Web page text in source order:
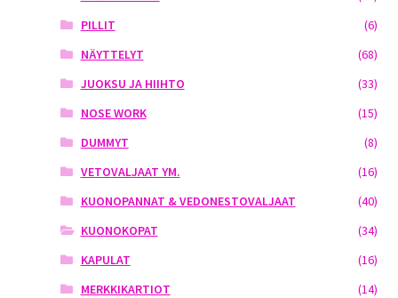
PILLIT
(6)
NÄYTTELYT
(68)
JUOKSU JA HIIHTO
(33)
NOSE WORK
(15)
DUMMYT
(8)
VETOVALJAAT YM.
(16)
KUONOPANNAT & VEDONESTOVALJAAT
(40)
KUONOKOPAT
(34)
KAPULAT
(16)
MERKKIKARTIOT
(14)